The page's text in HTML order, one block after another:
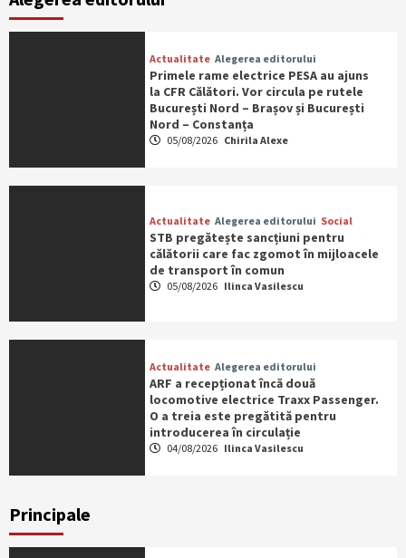
Actualitate Alegerea editorului
Primele rame electrice PESA au ajuns
la CFR Călători. Vor circula pe rutele
București Nord – Brașov și București
Nord – Constanța
05/08/2026 Chirila Alexe
Actualitate Alegerea editorului Social
STB pregătește sancțiuni pentru
călătorii care fac zgomot în mijloacele
de transport în comun
05/08/2026 Ilinca Vasilescu
Actualitate Alegerea editorului
ARF a recepționat încă două
locomotive electrice Traxx Passenger.
O a treia este pregătită pentru
introducerea în circulație
04/08/2026 Ilinca Vasilescu
Principale